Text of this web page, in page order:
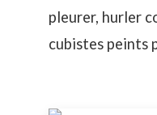
pleurer, hurler
cubistes peints